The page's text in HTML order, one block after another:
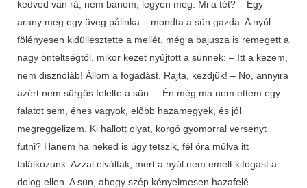
kedved van rá, nem bánom, legyen meg. Mi a tét? – Egy
arany meg egy üveg pálinka – mondta a sün gazda. A nyúl
fölényesen kidüllesztette a mellét, még a bajusza is remegett a
nagy önteltségtől, mikor kezet nyújtott a sünnek: – Itt a kezem,
nem disznóláb! Állom a fogadást. Rajta, kezdjük! – No, annyira
azért nem sürgős felelte a sün. – Én még ma nem ettem egy
falatot sem, éhes vagyok, előbb hazamegyek, és jól
megreggelizem. Ki hallott olyat, korgó gyomorral versenyt
futni? Hanem ha neked is úgy tetszik, fél óra múlva itt
találkozunk. Azzal elváltak, mert a nyúl nem emelt kifogást a
dolog ellen. A sün, ahogy szép kényelmesen hazafelé